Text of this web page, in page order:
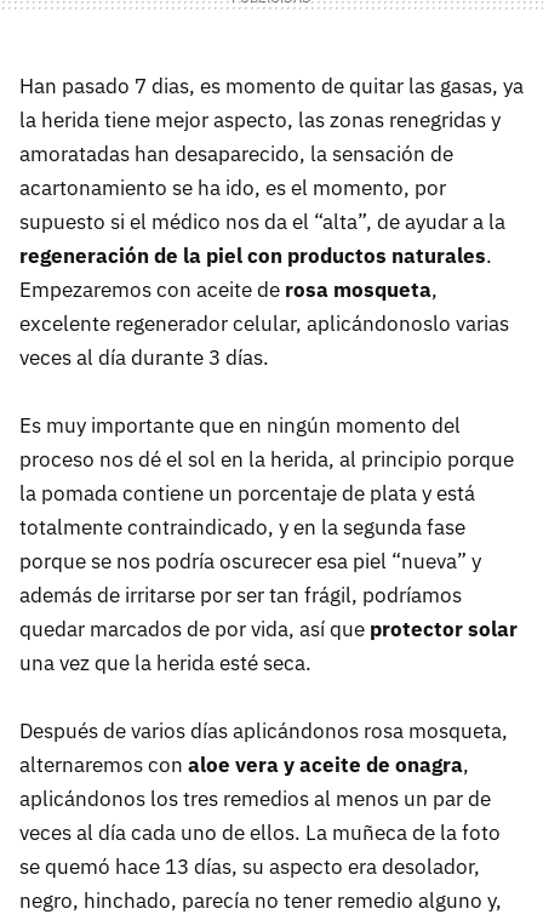
Han pasado 7 dias, es momento de quitar las gasas, ya
la herida tiene mejor aspecto, las zonas renegridas y
amoratadas han desaparecido, la sensación de
acartonamiento se ha ido, es el momento, por
supuesto si el médico nos da el “alta”, de ayudar a la
regeneración de la piel con productos naturales.
Empezaremos con aceite de rosa mosqueta,
excelente regenerador celular, aplicándonoslo varias
veces al día durante 3 días.
Es muy importante que en ningún momento del
proceso nos dé el sol en la herida, al principio porque
la pomada contiene un porcentaje de plata y está
totalmente contraindicado, y en la segunda fase
porque se nos podría oscurecer esa piel “nueva” y
además de irritarse por ser tan frágil, podríamos
quedar marcados de por vida, así que protector solar
una vez que la herida esté seca.
Después de varios días aplicándonos rosa mosqueta,
alternaremos con aloe vera y aceite de onagra,
aplicándonos los tres remedios al menos un par de
veces al día cada uno de ellos. La muñeca de la foto
se quemó hace 13 días, su aspecto era desolador,
negro, hinchado, parecía no tener remedio alguno y,